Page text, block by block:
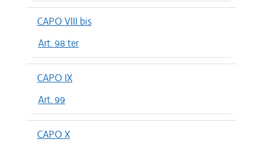
CAPO VIII bis
Art. 98 ter
CAPO IX
Art. 99
CAPO X